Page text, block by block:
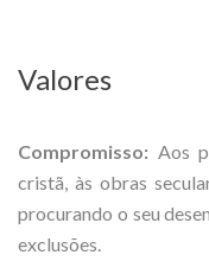
Valores
Compromisso: Aos
cristã, às obras
procurando o seu
exclusões.